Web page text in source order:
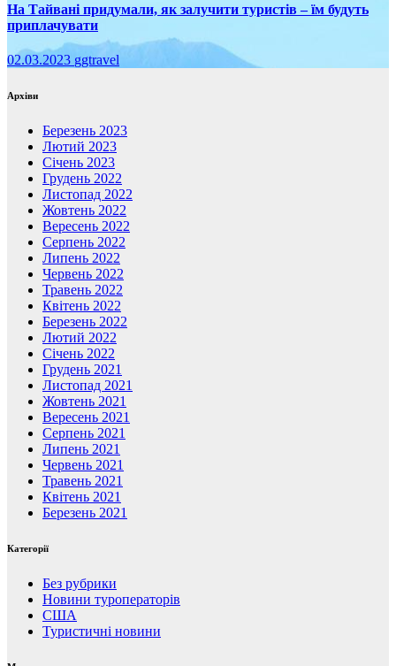
На Тайвані придумали, як залучити туристів – їм будуть
приплачувати
02.03.2023 ggtravel
Архіви
Березень 2023
Лютий 2023
Січень 2023
Грудень 2022
Листопад 2022
Жовтень 2022
Вересень 2022
Серпень 2022
Липень 2022
Червень 2022
Травень 2022
Квітень 2022
Березень 2022
Лютий 2022
Січень 2022
Грудень 2021
Листопад 2021
Жовтень 2021
Вересень 2021
Серпень 2021
Липень 2021
Червень 2021
Травень 2021
Квітень 2021
Березень 2021
Категорії
Без рубрики
Новини туроператорів
США
Туристичні новини